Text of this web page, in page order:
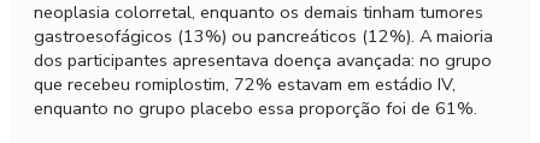
neoplasia colorretal, enquanto os demais tinham tumores
gastroesofágicos (13%) ou pancreáticos (12%). A maioria
dos participantes apresentava doença avançada: no grupo
que recebeu romiplostim, 72% estavam em estádio IV,
enquanto no grupo placebo essa proporção foi de 61%.